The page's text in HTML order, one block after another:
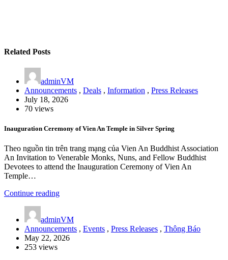
Related Posts
adminVM
Announcements , Deals , Information , Press Releases
July 18, 2026
70 views
Inauguration Ceremony of Vien An Temple in Silver Spring
Theo nguồn tin trên trang mạng của Vien An Buddhist Association
An Invitation to Venerable Monks, Nuns, and Fellow Buddhist
Devotees to attend the Inauguration Ceremony of Vien An
Temple…
Continue reading
adminVM
Announcements , Events , Press Releases , Thông Báo
May 22, 2026
253 views